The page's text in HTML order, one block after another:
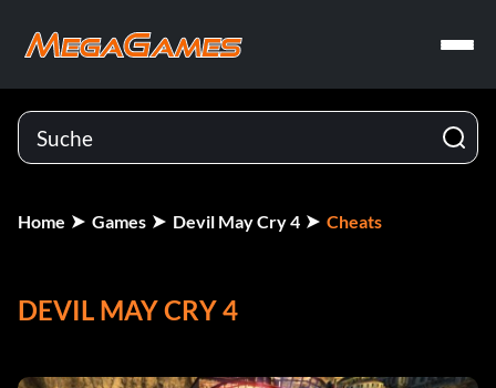
Home Games Devil May Cry 4 Cheats
DEVIL MAY CRY 4